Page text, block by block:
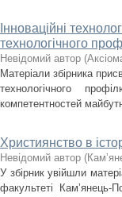
Інноваційні
технологічного
Невідомий автор (
Матеріали збірника
технологічного
компетентностей
Християнство в
Невідомий автор (
У збірник увійшли
факультеті Кам’янець-